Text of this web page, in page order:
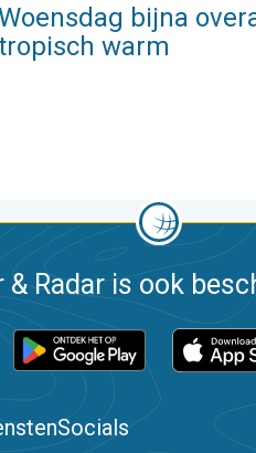
bijna
warm
& Radar is ook
Socials